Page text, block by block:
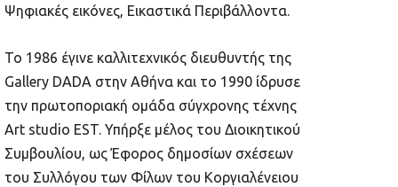
Ψηφιακές εικόνες, Εικαστικά Περιβάλλοντα.
Το 1986 έγινε καλλιτεχνικός διευθυντής της
Gallery DADA στην Αθήνα και το 1990 ίδρυσε
την πρωτοποριακή ομάδα σύγχρονης τέχνης
Art studio EST. Υπήρξε μέλος του Διοικητικού
Συμβουλίου, ως Έφορος δημοσίων σχέσεων
του Συλλόγου των Φίλων του Κοργιαλένειου